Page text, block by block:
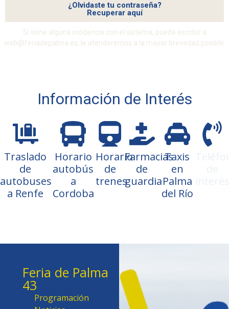
¿Olvidaste tu contraseña?
Recuperar aquí
Si tiene alguna incidencia con el sistema, puede escribir a
web@feriadepalma.es, le atenderemos a la mayor brevedad posible.
Información de Interés
Traslado
de
autobuses
a Renfe
Horario
autobús
a
Cordoba
Horario
de
trenes
Farmacias
de
guardia
Taxis
en
Palma
del Río
Feria de Palma
43
Programación